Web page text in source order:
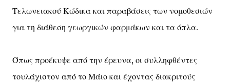
Τελωνειακού Κώδικα και παραβάσεις των νομοθεσιών
για τη διάθεση γεωργικών φαρμάκων και τα όπλα.
Όπως προέκυψε από την έρευνα, οι συλληφθέντες
τουλάχιστον από το Μάιο και έχοντας διακριτούς